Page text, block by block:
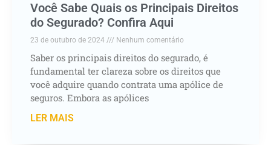
Você Sabe Quais os Principais Direitos
do Segurado? Confira Aqui
23 de outubro de 2024 Nenhum comentário
Saber os principais direitos do segurado, é
fundamental ter clareza sobre os direitos que
você adquire quando contrata uma apólice de
seguros. Embora as apólices
LER MAIS